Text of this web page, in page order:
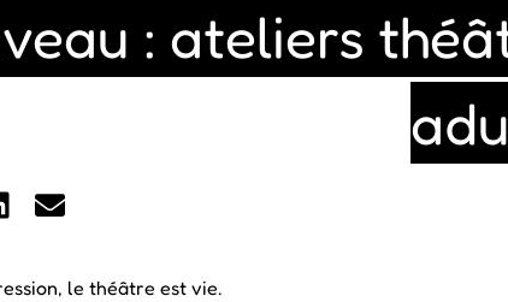
: ateliers
le théâtre est vie.